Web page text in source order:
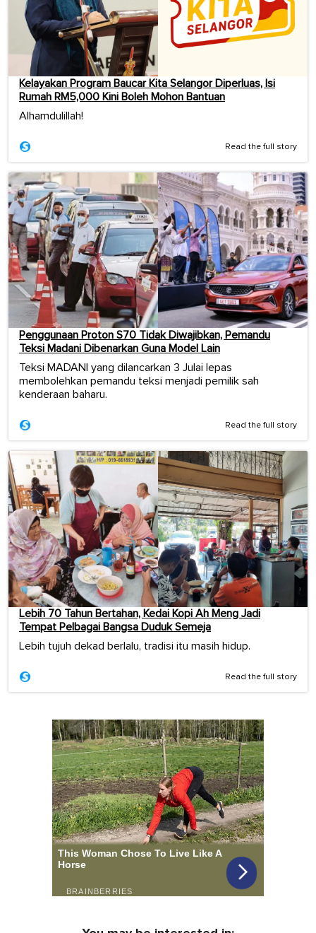
Kelayakan Program Baucar Kita Selangor Diperluas, Isi
Rumah RM5,000 Kini Boleh Mohon Bantuan
Alhamdulillah!
Read the full story
Penggunaan Proton S70 Tidak Diwajibkan, Pemandu
Teksi Madani Dibenarkan Guna Model Lain
Teksi MADANI yang dilancarkan 3 Julai lepas
membolehkan pemandu teksi menjadi pemilik sah
kenderaan baharu.
Read the full story
Lebih 70 Tahun Bertahan, Kedai Kopi Ah Meng Jadi
Tempat Pelbagai Bangsa Duduk Semeja
Lebih tujuh dekad berlalu, tradisi itu masih hidup.
Read the full story